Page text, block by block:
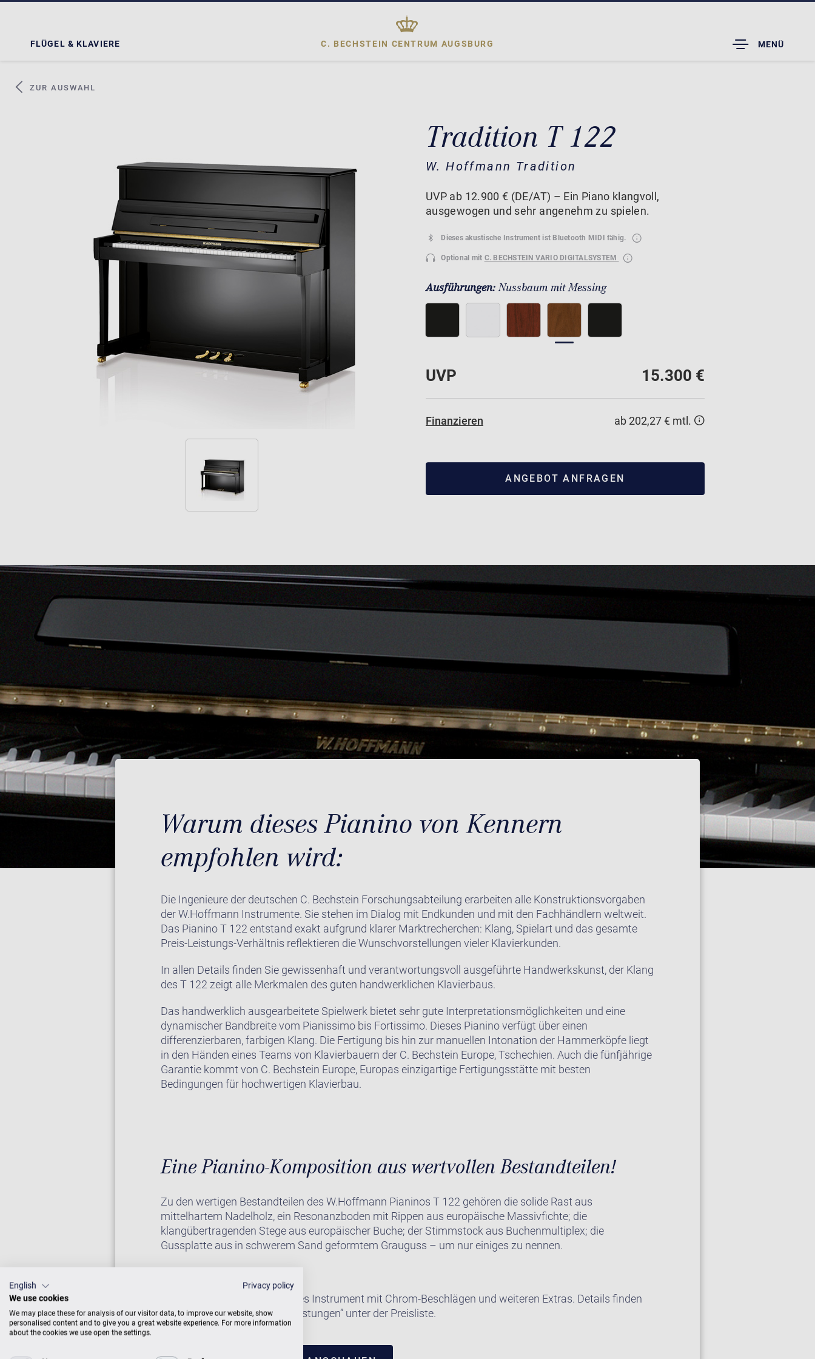
FLÜGEL & KLAVIERE C. BECHSTEIN CENTRUM AUGSBURG
TOGGLE
DROPDOWN
MENÜ
ZUR AUSWAHL
Tradition T 122
W. Hoffmann Tradition
UVP ab 12.900 € (DE/AT) – Ein Piano klangvoll,
ausgewogen und sehr angenehm zu spielen.
Dieses akustische Instrument ist Bluetooth MIDI fähig.
Optional mit C. BECHSTEIN VARIO DIGITALSYSTEM
Ausführungen:Nussbaum mit Messing
UVP 15.300 €
Finanzieren ab 202,27 € mtl.
ANGEBOT ANFRAGEN
Warum dieses Pianino von Kennern
empfohlen wird:
Die Ingenieure der deutschen C. Bechstein Forschungsabteilung erarbeiten alle Konstruktionsvorgaben
der W.Hoffmann Instrumente. Sie stehen im Dialog mit Endkunden und mit den Fachhändlern weltweit.
Das Pianino T 122 entstand exakt aufgrund klarer Marktrecherchen: Klang, Spielart und das gesamte
Preis-Leistungs-Verhältnis reflektieren die Wunschvorstellungen vieler Klavierkunden.
In allen Details finden Sie gewissenhaft und verantwortungsvoll ausgeführte Handwerkskunst, der Klang
des T 122 zeigt alle Merkmalen des guten handwerklichen Klavierbaus.
Das handwerklich ausgearbeitete Spielwerk bietet sehr gute Interpretationsmöglichkeiten und eine
dynamischer Bandbreite vom Pianissimo bis Fortissimo. Dieses Pianino verfügt über einen
differenzierbaren, farbigen Klang. Die Fertigung bis hin zur manuellen Intonation der Hammerköpfe liegt
in den Händen eines Teams von Klavierbauern der C. Bechstein Europe, Tschechien. Auch die fünfjährige
Garantie kommt von C. Bechstein Europe, Europas einzigartige Fertigungsstätte mit besten
Bedingungen für hochwertigen Klavierbau.
Eine Pianino-Komposition aus wertvollen Bestandteilen!
Zu den wertigen Bestandteilen des W.Hoffmann Pianinos T 122 gehören die solide Rast aus
mittelhartem Nadelholz, ein Resonanzboden mit Rippen aus europäische Massivfichte; die
klangübertragenden Stege aus europäischer Buche; der Stimmstock aus Buchenmultiplex; die
Gussplatte aus in schwerem Sand geformtem Grauguss – um nur einiges zu nennen.
Auf Wunsch erhalten Sie dieses Instrument mit Chrom-Beschlägen und weiteren Extras. Details finden
Sie weiter unten bei “Zusatzleistungen” unter der Preisliste.
English
Privacy policy
We use cookies
We may place these for analysis of our visitor data, to improve our website, show
personalised content and to give you a great website experience. For more information
about the cookies we use open the settings.